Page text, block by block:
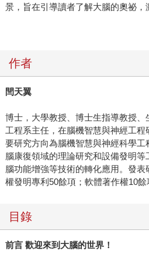
景，旨在引導讀者了解大腦的奧祕，
作者
閆天翼
博士，大學教授、博士生指導教授
工程系主任，在腦機智慧與神經工
要研究方向為腦機智慧與神經科學工
腦康復領域的理論研究和設備發明等
腦功能增強等技術的轉化應用。發
權發明專利50餘項；軟體著作權10餘
目錄
前言 歡迎來到大腦的世界！